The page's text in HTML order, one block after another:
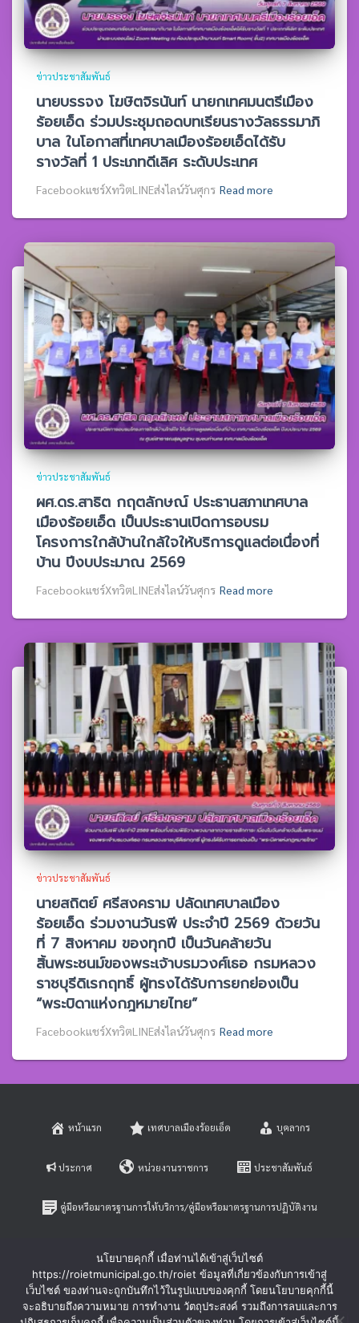
ข่าวประชาสัมพันธ์
นายบรรจง โฆษิตจิรนันท์ นายกเทศมนตรีเมือง
ร้อยเอ็ด ร่วมประชุมถอดบทเรียนรางวัลธรรมาภิ
บาล ในโอกาสที่เทศบาลเมืองร้อยเอ็ดได้รับ
รางวัลที่ 1 ประเภทดีเลิศ ระดับประเทศ
Facebookแชร์XทวิตLINEส่งไลน์วันศุกร Read more
ข่าวประชาสัมพันธ์
ผศ.ดร.สาธิต กฤตลักษณ์ ประธานสภาเทศบาล
เมืองร้อยเอ็ด เป็นประธานเปิดการอบรม
โครงการใกล้บ้านใกล้ใจให้บริการดูแลต่อเนื่องที่
บ้าน ปีงบประมาณ 2569
Facebookแชร์XทวิตLINEส่งไลน์วันศุกร Read more
ข่าวประชาสัมพันธ์
นายสถิตย์ ศรีสงคราม ปลัดเทศบาลเมือง
ร้อยเอ็ด ร่วมงานวันรพี ประจำปี 2569 ด้วยวัน
ที่ 7 สิงหาคม ของทุกปี เป็นวันคล้ายวัน
สิ้นพระชนม์ของพระเจ้าบรมวงศ์เธอ กรมหลวง
ราชบุรีดิเรกฤทธิ์ ผู้ทรงได้รับการยกย่องเป็น
“พระบิดาแห่งกฎหมายไทย”
Facebookแชร์XทวิตLINEส่งไลน์วันศุกร Read more
หน้าแรก เทศบาลเมืองร้อยเอ็ด บุคลากร
ประกาศ หน่วยงานราชการ ประชาสัมพันธ์
คู่มือหรือมาตรฐานการให้บริการ/คู่มือหรือมาตรฐานการปฏิบัติงาน
หลักเกณฑ์การบริหารและพัฒนาทรัพยากรบุคคล
นโยบายคุกกี้ เมื่อท่านได้เข้าสู่เว็บไซต์
https://roietmunicipal.go.th/roiet ข้อมูลที่เกี่ยวข้องกับการเข้าสู่
เว็บไซต์ ของท่านจะถูกบันทึกไว้ในรูปแบบของคุกกี้ โดยนโยบายคุกกี้นี้
จะอธิบายถึงความหมาย การทำงาน วัตถุประสงค์ รวมถึงการลบและการ